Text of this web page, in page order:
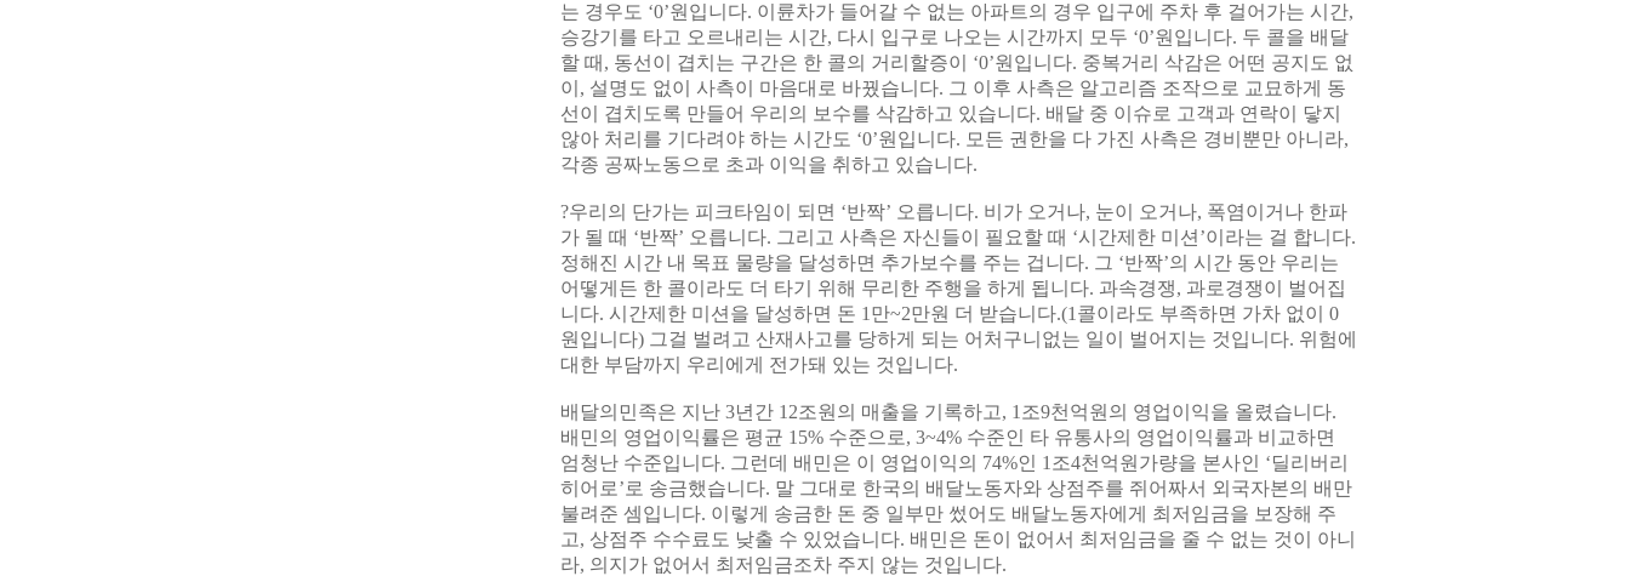
는 경우도 ‘0’원입니다. 이륜차가 들어갈 수 없는 아파트의 경우 입구에 주차 후 걸어가는 시간,
승강기를 타고 오르내리는 시간, 다시 입구로 나오는 시간까지 모두 ‘0’원입니다. 두 콜을 배달
할 때, 동선이 겹치는 구간은 한 콜의 거리할증이 ‘0’원입니다. 중복거리 삭감은 어떤 공지도 없
이, 설명도 없이 사측이 마음대로 바꿨습니다. 그 이후 사측은 알고리즘 조작으로 교묘하게 동
선이 겹치도록 만들어 우리의 보수를 삭감하고 있습니다. 배달 중 이슈로 고객과 연락이 닿지
않아 처리를 기다려야 하는 시간도 ‘0’원입니다. 모든 권한을 다 가진 사측은 경비뿐만 아니라,
각종 공짜노동으로 초과 이익을 취하고 있습니다.
?우리의 단가는 피크타임이 되면 ‘반짝’ 오릅니다. 비가 오거나, 눈이 오거나, 폭염이거나 한파
가 될 때 ‘반짝’ 오릅니다. 그리고 사측은 자신들이 필요할 때 ‘시간제한 미션’이라는 걸 합니다.
정해진 시간 내 목표 물량을 달성하면 추가보수를 주는 겁니다. 그 ‘반짝’의 시간 동안 우리는
어떻게든 한 콜이라도 더 타기 위해 무리한 주행을 하게 됩니다. 과속경쟁, 과로경쟁이 벌어집
니다. 시간제한 미션을 달성하면 돈 1만~2만원 더 받습니다.(1콜이라도 부족하면 가차 없이 0
원입니다) 그걸 벌려고 산재사고를 당하게 되는 어처구니없는 일이 벌어지는 것입니다. 위험에
대한 부담까지 우리에게 전가돼 있는 것입니다.
배달의민족은 지난 3년간 12조원의 매출을 기록하고, 1조9천억원의 영업이익을 올렸습니다.
배민의 영업이익률은 평균 15% 수준으로, 3~4% 수준인 타 유통사의 영업이익률과 비교하면
엄청난 수준입니다. 그런데 배민은 이 영업이익의 74%인 1조4천억원가량을 본사인 ‘딜리버리
히어로’로 송금했습니다. 말 그대로 한국의 배달노동자와 상점주를 쥐어짜서 외국자본의 배만
불려준 셈입니다. 이렇게 송금한 돈 중 일부만 썼어도 배달노동자에게 최저임금을 보장해 주
고, 상점주 수수료도 낮출 수 있었습니다. 배민은 돈이 없어서 최저임금을 줄 수 없는 것이 아니
라, 의지가 없어서 최저임금조차 주지 않는 것입니다.